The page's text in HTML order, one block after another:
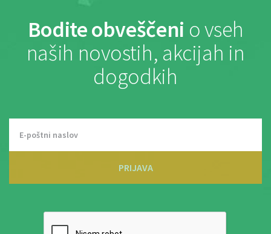
Bodite obveščeni o vseh
naših novostih, akcijah in
dogodkih
PRIJAVA